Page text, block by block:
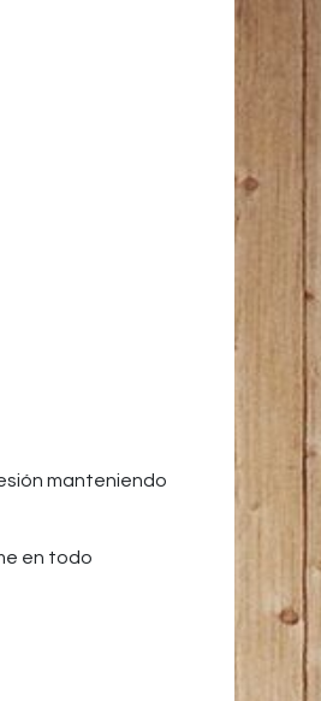
manteniendo
en todo